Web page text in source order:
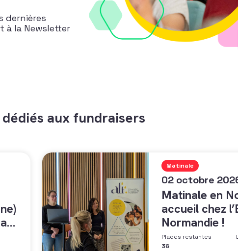
dernières
à la Newsletter
aux fundraisers
Matinale
02 octobre
Matinale en
accueil chez
Normandie !
Places restantes
36